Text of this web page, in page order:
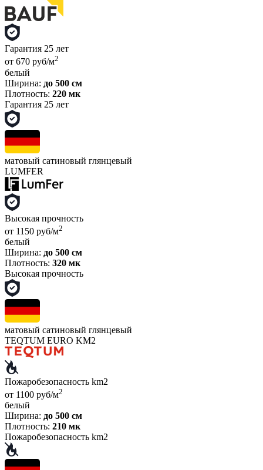
Гарантия 25 лет
от 670 руб/м2
белый
Ширина: до 500 см
Плотность: 220 мк
Гарантия 25 лет
матовый сатиновый глянцевый
LUMFER
Высокая прочность
от 1150 руб/м2
белый
Ширина: до 500 см
Плотность: 320 мк
Высокая прочность
матовый сатиновый глянцевый
TEQTUM EURO KM2
Пожаробезопасность km2
от 1100 руб/м2
белый
Ширина: до 500 см
Плотность: 210 мк
Пожаробезопасность km2